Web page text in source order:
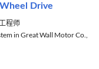
Drive
程师
in Great Wall Motor Co.,